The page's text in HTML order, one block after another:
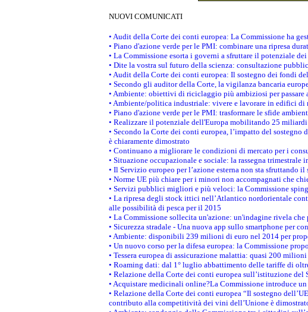
NUOVI COMUNICATI
• Audit della Corte dei conti europea: La Commissione ha
• Piano d'azione verde per le PMI: combinare una ripresa
• La Commissione esorta i governi a sfruttare il potenziale
• Dite la vostra sul futuro della scienza: consultazione
• Audit della Corte dei conti europea: Il sostegno dei fondi
• Secondo gli auditor della Corte, la vigilanza bancaria
• Ambiente: obiettivi di riciclaggio più ambiziosi per passare
• Ambiente/politica industriale: vivere e lavorare in edifici di
• Piano d'azione verde per le PMI: trasformare le sfide
• Realizzare il potenziale dell'Europa mobilitando 25
• Secondo la Corte dei conti europea, l’impatto del
è chiaramente dimostrato
• Continuano a migliorare le condizioni di mercato per i
• Situazione occupazionale e sociale: la rassegna
• Il Servizio europeo per l’azione esterna non sta sfruttando
• Norme UE più chiare per i minori non accompagnati che
• Servizi pubblici migliori e più veloci: la Commissione
• La ripresa degli stock ittici nell’Atlantico nordorientale
alle possibilità di pesca per il 2015
• La Commissione sollecita un'azione: un'indagine rivela
• Sicurezza stradale - Una nuova app sullo smartphone per
• Ambiente: disponibili 239 milioni di euro nel 2014 per
• Un nuovo corso per la difesa europea: la Commissione
• Tessera europea di assicurazione malattia: quasi 200
• Roaming dati: dal 1° luglio abbattimento delle tariffe di
• Relazione della Corte dei conti europea sull’istituzione del
• Acquistare medicinali online?La Commissione introduce
• Relazione della Corte dei conti europea “Il sostegno
contributo alla competitività dei vini dell’Unione è